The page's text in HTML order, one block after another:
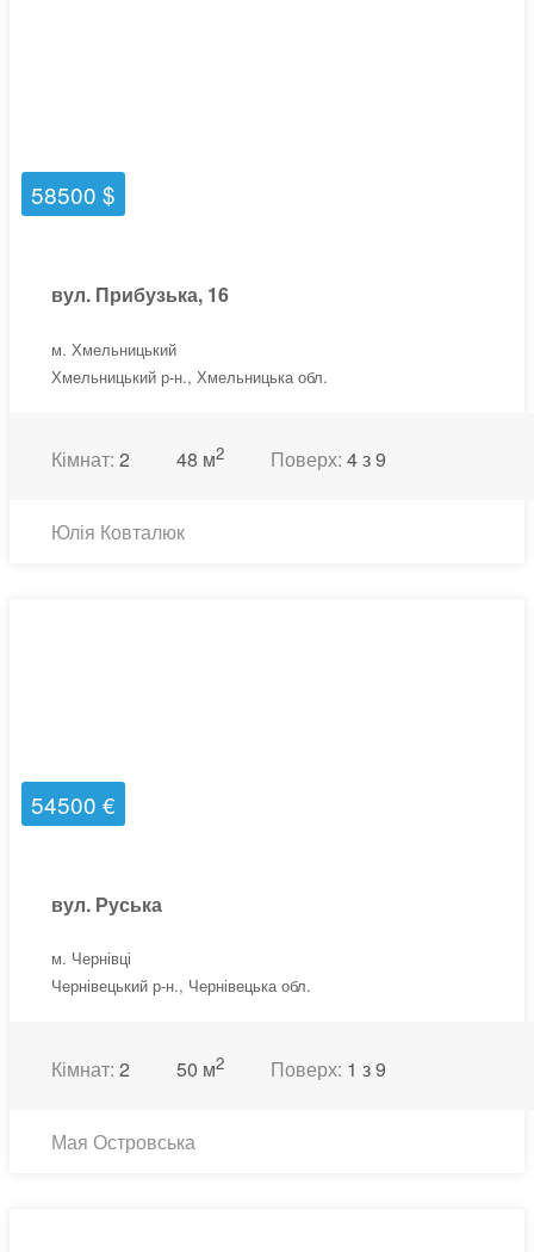
58500 $
вул. Прибузька, 16
м. Хмельницький
Хмельницький р-н., Хмельницька обл.
Кімнат: 2 48 м2 Поверх: 4 з 9
Юлія Ковталюк
54500 €
вул. Руська
м. Чернівці
Чернівецький р-н., Чернівецька обл.
Кімнат: 2 50 м2 Поверх: 1 з 9
Мая Островська